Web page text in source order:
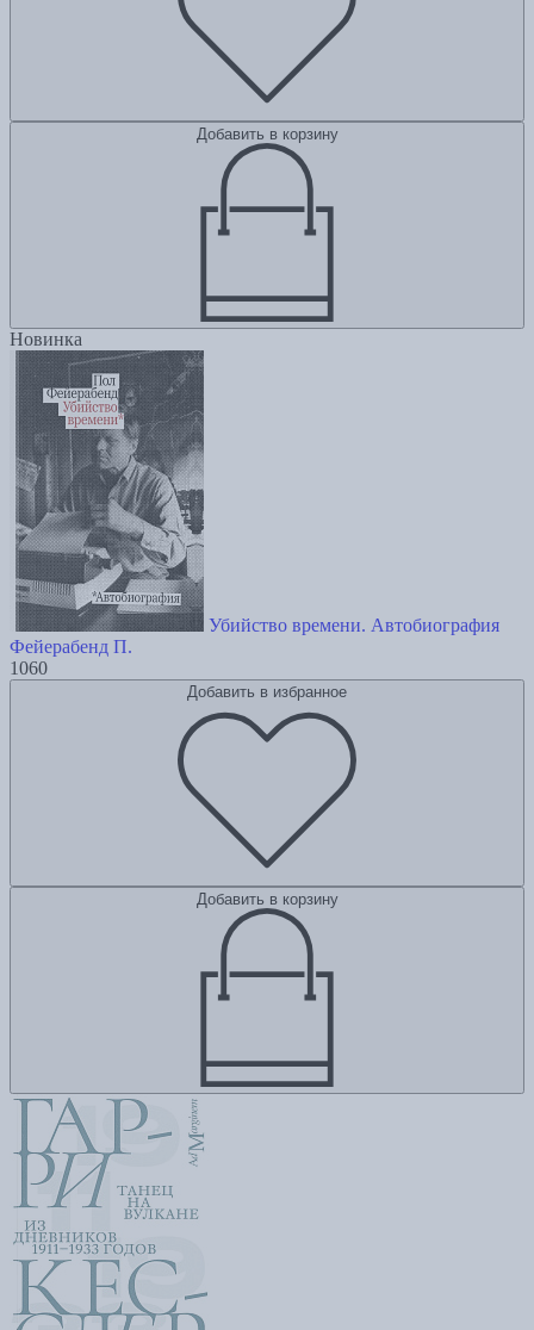
Добавить в корзину
Новинка
Убийство времени. Автобиография
Фейерабенд П.
1060
Добавить в избранное
Добавить в корзину